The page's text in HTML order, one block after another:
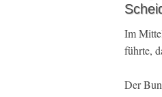
Im
führte,
Der